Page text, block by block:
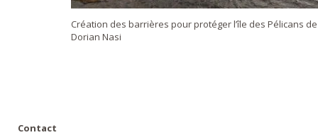
Création des barrières pour protéger l’île des Pélicans
Dorian Nasi
Contact